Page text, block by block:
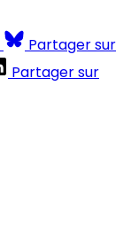
Partager sur
Partager sur